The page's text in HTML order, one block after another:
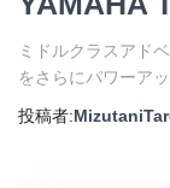
ミドルクラスアド
をさらにパワーア
投稿者: